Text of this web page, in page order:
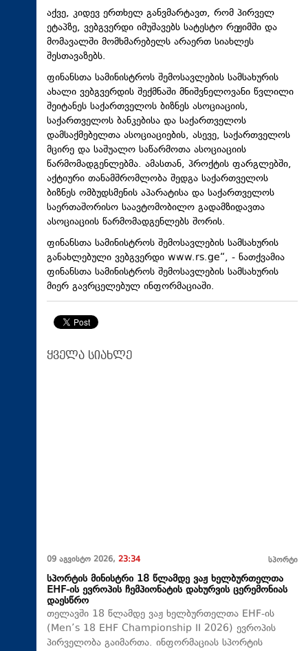
აქვე, კიდევ ერთხელ განვმარტავთ, რომ პირველ
ეტაპზე, ვებგვერდი იმუშავებს სატესტო რეჟიმში და
მომავალში მომხმარებელს არაერთ სიახლეს
შესთავაზებს.
ფინანსთა სამინისტროს შემოსავლების სამსახურის
ახალი ვებგვერდის შექმნაში მნიშვნელოვანი წვლილი
შეიტანეს საქართველოს ბიზნეს ასოციაციის,
საქართველოს ბანკებისა და საქართველოს
დამსაქმებელთა ასოციაციების, ასევე, საქართველოს
მცირე და საშუალო საწარმოთა ასოციაციის
წარმომადგენლებმა. ამასთან, პროქტის ფარგლებში,
აქტიური თანამშრომლობა შედგა საქართველოს
ბიზნეს ომბუდსმენის აპარატისა და საქართველოს
საერთაშორისო საავტომობილო გადამზიდავთა
ასოციაციის წარმომადგენლებს შორის.
ფინანსთა სამინისტროს შემოსავლების სამსახურის
განახლებული ვებგვერდი www.rs.ge“, - ნათქვამია
ფინანსთა სამინისტროს შემოსავლების სამსახურის
მიერ გავრცელებულ ინფორმაციაში.
ყველა სიახლე
09 აგვისტო 2026, 23:34 სპორტი
სპორტის მინისტრი 18 წლამდე ვაჟ ხელბურთელთა
EHF-ის ევროპის ჩემპიონატის დახურვის ცერემონიას
დაესწრო
თელავში 18 წლამდე ვაჟ ხელბურთელთა EHF-ის
(Men’s 18 EHF Championship II 2026) ევროპის
პირველობა გაიმართა. ინფორმაციას სპორტის